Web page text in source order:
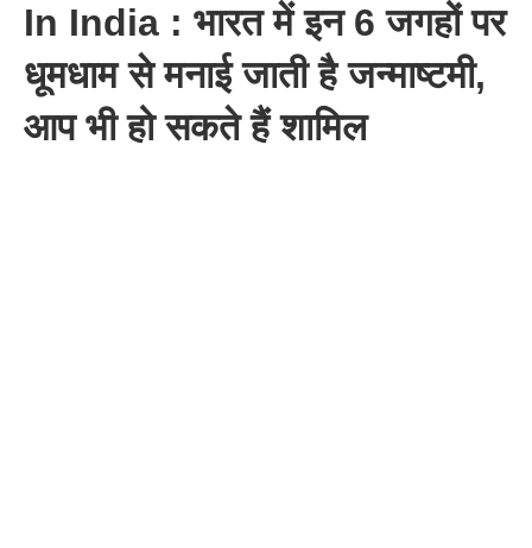
In India : भारत में इन 6 जगहों पर
धूमधाम से मनाई जाती है जन्माष्टमी,
आप भी हो सकते हैं शामिल